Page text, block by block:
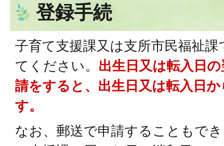
登録手続
子育て支援課又は支所市民福祉
てください。 出生日又は転入日
請をすると、出生日又は転入日
す。
なお、郵送で申請することもで